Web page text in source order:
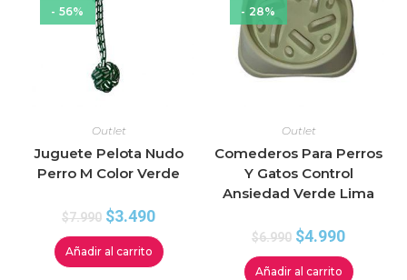
- 56%
Outlet
Juguete Pelota Nudo
Perro M Color Verde
$7.990 $3.490
Añadir al carrito
- 28%
Outlet
Comederos Para Perros
Y Gatos Control
Ansiedad Verde Lima
$6.990 $4.990
Añadir al carrito